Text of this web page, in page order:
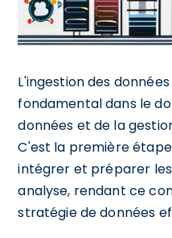
L'ingestion des
fondamental dans le
données et de la
C'est la première
intégrer et préparer
analyse, rendant ce
stratégie de données